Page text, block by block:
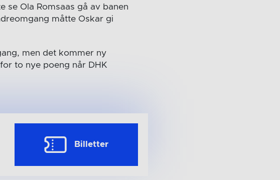
se Ola Romsaas gå av banen
måtte Oskar gi
men det kommer ny
to nye poeng når DHK
Billetter